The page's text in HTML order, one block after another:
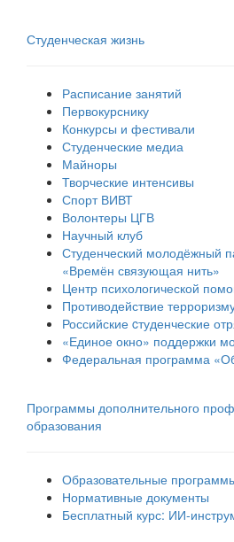
Студенческая жизнь
Расписание занятий
Первокурснику
Конкурсы и фестивали
Студенческие медиа
Майноры
Творческие интенсивы
Спорт ВИВТ
Волонтеры ЦГВ
Научный клуб
Студенческий молодёжный
«Времён связующая нить»
Центр психологической
Противодействие
Российские cтуденческие
«Единое окно» поддержки
Федеральная программа
Программы дополнительного
образования
Образовательные
Нормативные документы
Бесплатный курс: